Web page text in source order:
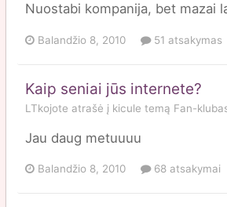
Nuostabi kompanija, bet mazai
Balandžio 8, 2010 51 atsakymas
Kaip seniai jūs internete?
LTkojote atrašė į kicule temą Fan-
Jau daug metuuuu
Balandžio 8, 2010 68 atsakymai